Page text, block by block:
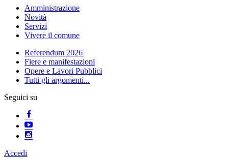
Amministrazione
Novità
Servizi
Vivere il comune
Referendum 2026
Fiere e manifestazioni
Opere e Lavori Pubblici
Tutti gli argomenti...
Seguici su
Accedi